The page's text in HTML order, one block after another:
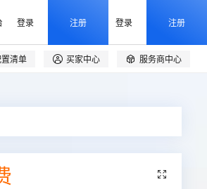
登录 注册 登录 注册
招募
清单  买家中心  服务商中心
